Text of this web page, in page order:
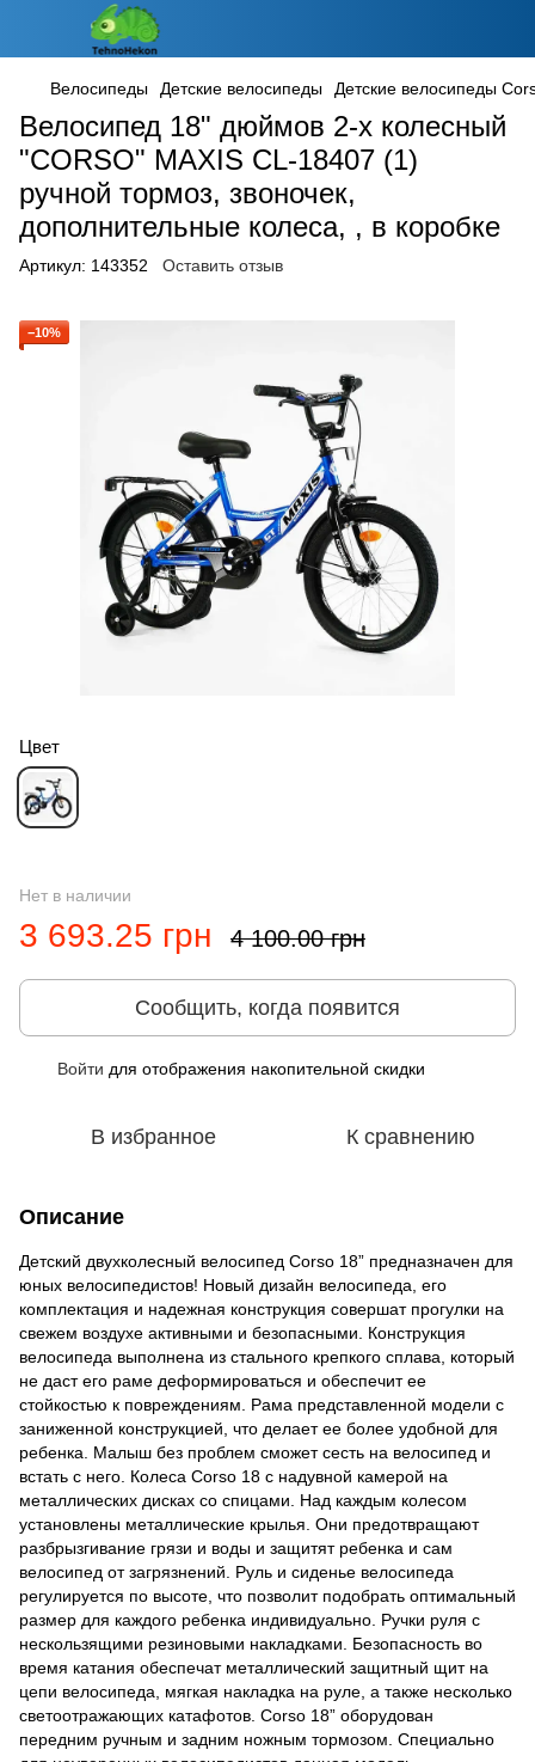
Велосипеды Детские велосипеды Детские велосипеды
Велосипед 18" дюймов 2-х колесный
"CORSO" MAXIS CL-18407 (1)
ручной тормоз, звоночек,
дополнительные колеса, , в коробке
Артикул: 143352 Оставить отзыв
−10%
Цвет
Нет в наличии
3 693.25 грн 4 100.00 грн
Сообщить, когда появится
Войти для отображения накопительной скидки
В избранное К сравнению
Описание
Детский двухколесный велосипед Corso 18” предназначен для
юных велосипедистов! Новый дизайн велосипеда, его
комплектация и надежная конструкция совершат прогулки на
свежем воздухе активными и безопасными. Конструкция
велосипеда выполнена из стального крепкого сплава, который
не даст его раме деформироваться и обеспечит ее
стойкостью к повреждениям. Рама представленной модели с
заниженной конструкцией, что делает ее более удобной для
ребенка. Малыш без проблем сможет сесть на велосипед и
встать с него. Колеса Corso 18 с надувной камерой на
металлических дисках со спицами. Над каждым колесом
установлены металлические крылья. Они предотвращают
разбрызгивание грязи и воды и защитят ребенка и сам
велосипед от загрязнений. Руль и сиденье велосипеда
регулируется по высоте, что позволит подобрать оптимальный
размер для каждого ребенка индивидуально. Ручки руля с
нескользящими резиновыми накладками. Безопасность во
время катания обеспечат металлический защитный щит на
цепи велосипеда, мягкая накладка на руле, а также несколько
светоотражающих катафотов. Corso 18” оборудован
передним ручным и задним ножным тормозом. Специально